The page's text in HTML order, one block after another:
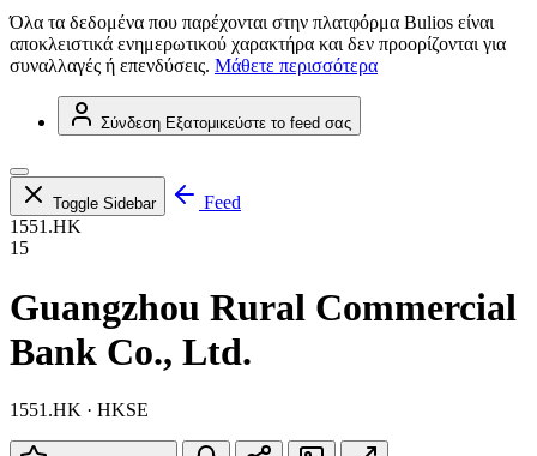
Όλα τα δεδομένα που παρέχονται στην πλατφόρμα Bulios είναι
αποκλειστικά ενημερωτικού χαρακτήρα και δεν προορίζονται για
συναλλαγές ή επενδύσεις. Μάθετε περισσότερα
Σύνδεση Εξατομικεύστε το feed σας
Toggle Sidebar
Feed
1551.HK
15
Guangzhou Rural Commercial
Bank Co., Ltd.
1551.HK · HKSE